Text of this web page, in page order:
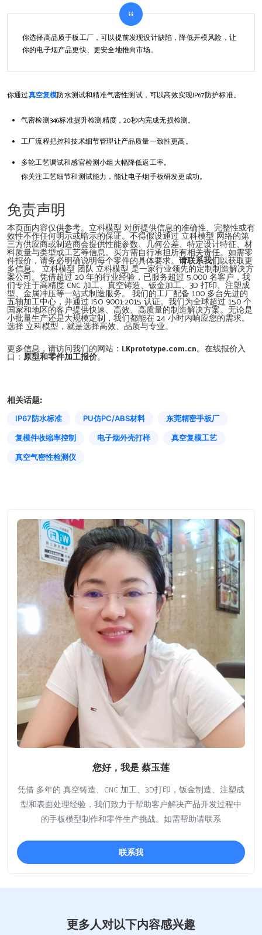
你选择高品质手板工厂，可以提前发现设计缺陷，降低开模风险，让
你的电子烟产品更快、更安全地推向市场。
你通过真空复模防水测试和精准气密性测试，可以高效实现IP67防护标准。
气密检测346标准提升检测精度，20秒内完成无损检测。
工厂流程把控和技术细节管理让产品质量一致性更高。
多轮工艺调试和感官检测小组大幅降低返工率。
你关注工艺细节和测试能力，能让电子烟手板研发更成功。
免责声明
本页面内容仅供参考。立科模型 对所提供信息的准确性、完整性或有
效性不作任何明示或暗示的保证。不得假设通过 立科模型 网络的第
三方供应商或制造商会提供性能参数、几何公差、特定设计特征、材
料质量与类型或工艺等信息。买方需自行承担所有相关责任。如需零
件报价，请务必明确说明每个零件的具体要求。 请联系我们以获取更
多信息。 立科模型 团队 立科模型 是一家行业领先的定制制造解决方
案公司。凭借超过 20 年的行业经验，已服务超过 5,000 名客户，我
们专注于高精度 CNC 加工、真空铸造、钣金加工、3D 打印、注塑成
型、金属冲压等一站式制造服务。 我们的工厂配备 100 多台先进的
五轴加工中心，并通过 ISO 9001:2015 认证。我们为全球超过 150 个
国家和地区的客户提供快速、高效、高质量的制造解决方案。无论是
小批量生产还是大规模定制，我们都能在 24 小时内响应您的需求。
选择 立科模型，就是选择高效、品质与专业。
更多信息，请访问我们的网站： LKprototype.com.cn。在线报价入
口： 原型和零件加工报价。
相关话题:
IP67防水标准 PU仿PC/ABS材料 东莞精密手板厂
复模件收缩率控制 电子烟外壳打样 真空复模工艺
真空气密性检测仪
您好，我是 蔡玉莲
凭借 多年的 真空铸造、CNC 加工、3D打印，钣金制造、注塑成
型和表面处理经验，我们致力于帮助客户解决产品开发过程中
的手板模型制作和零件生产挑战。如需帮助请联系
联系我
更多人对以下内容感兴趣